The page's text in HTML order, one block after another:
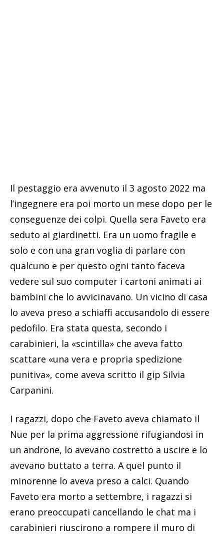
Il pestaggio era avvenuto il 3 agosto 2022 ma
l’ingegnere era poi morto un mese dopo per le
conseguenze dei colpi. Quella sera Faveto era
seduto ai giardinetti. Era un uomo fragile e
solo e con una gran voglia di parlare con
qualcuno e per questo ogni tanto faceva
vedere sul suo computer i cartoni animati ai
bambini che lo avvicinavano. Un vicino di casa
lo aveva preso a schiaffi accusandolo di essere
pedofilo. Era stata questa, secondo i
carabinieri, la «scintilla» che aveva fatto
scattare «una vera e propria spedizione
punitiva», come aveva scritto il gip Silvia
Carpanini.
I ragazzi, dopo che Faveto aveva chiamato il
Nue per la prima aggressione rifugiandosi in
un androne, lo avevano costretto a uscire e lo
avevano buttato a terra. A quel punto il
minorenne lo aveva preso a calci. Quando
Faveto era morto a settembre, i ragazzi si
erano preoccupati cancellando le chat ma i
carabinieri riuscirono a rompere il muro di